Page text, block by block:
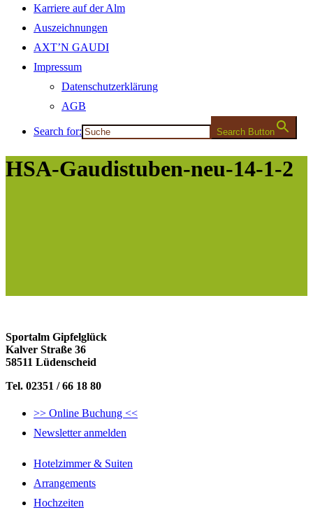
Karriere auf der Alm
Auszeichnungen
AXT’N GAUDI
Impressum
Datenschutzerklärung
AGB
Search for: Search Button
HSA-Gaudistuben-neu-14-1-2
Sportalm Gipfelglück
Kalver Straße 36
58511 Lüdenscheid
Tel. 02351 / 66 18 80
>> Online Buchung <<
Newsletter anmelden
Hotelzimmer & Suiten
Arrangements
Hochzeiten